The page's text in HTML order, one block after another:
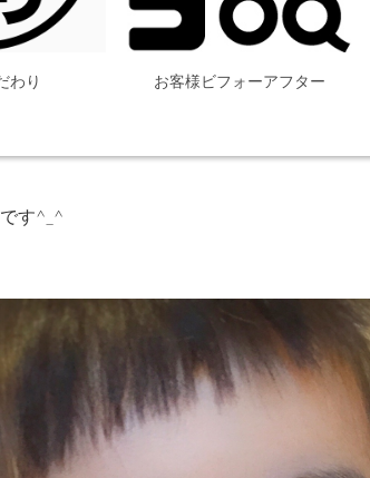
わり お客様ビフォーアフター
す^_^